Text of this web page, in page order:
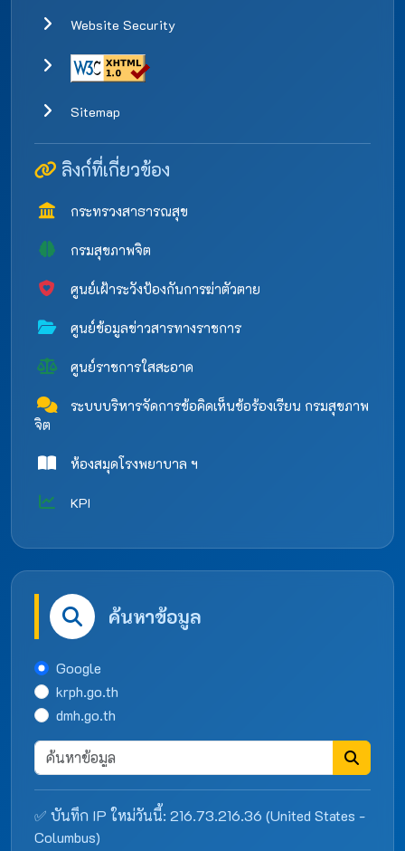
Website Security
Sitemap
ลิงก์ที่เกี่ยวข้อง
กระทรวงสาธารณสุข
กรมสุขภาพจิต
ศูนย์เฝ้าระวังป้องกันการฆ่าตัวตาย
ศูนย์ข้อมูลข่าวสารทางราชการ
ศูนย์ราชการใสสะอาด
ระบบบริหารจัดการข้อคิดเห็นข้อร้องเรียน กรมสุขภาพ
จิต
ห้องสมุดโรงพยาบาล ฯ
KPI
ค้นหาข้อมูล
Google
krph.go.th
dmh.go.th
✅ บันทึก IP ใหม่วันนี้: 216.73.216.36 (United States -
Columbus)